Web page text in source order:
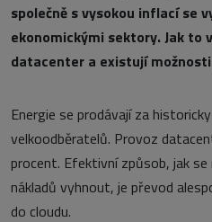
společně s vysokou inflací se
ekonomickými sektory. Jak to
datacenter a existují
Energie se prodávají za
velkoodběratelů. Provoz
procent. Efektivní způsob, jak
nákladů vyhnout, je převod
do cloudu.